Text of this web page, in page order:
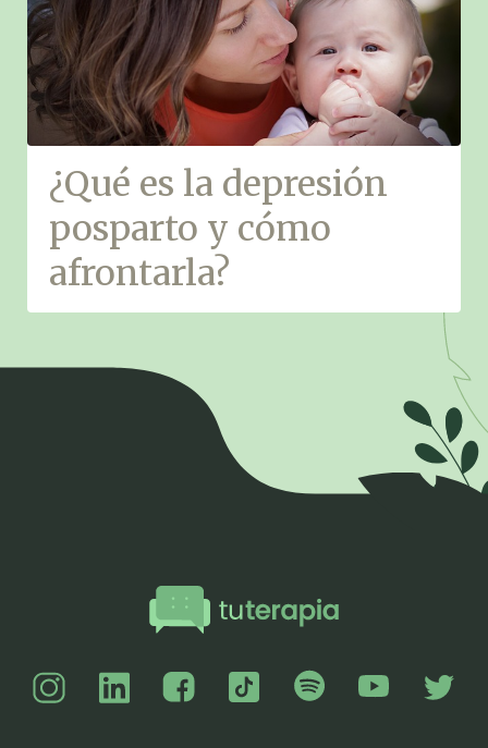
¿Qué es la depresión
posparto y cómo
afrontarla?